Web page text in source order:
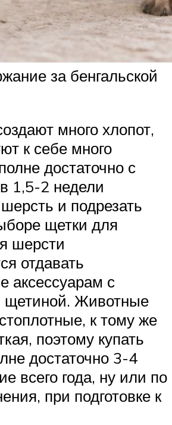
за бенгальской
много хлопот,
к себе много
достаточно с
1,5-2 недели
и подрезать
щетки для
шерсти
отдавать
аксессуарам с
щетиной. Животные
к тому же
поэтому купать
достаточно 3-4
всего года, ну или по
при подготовке к